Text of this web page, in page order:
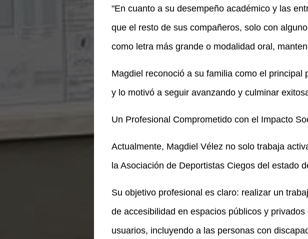
"En cuanto a su desempeño académico y las
que el resto de sus compañeros, solo con
como letra más grande o modalidad oral,
Magdiel reconoció a su familia como el
y lo motivó a seguir avanzando y culminar
Un Profesional Comprometido con el Impacto
Actualmente, Magdiel Vélez no solo trabaja
la Asociación de Deportistas Ciegos del estado
Su objetivo profesional es claro: realizar un
de accesibilidad en espacios públicos y
usuarios, incluyendo a las personas con